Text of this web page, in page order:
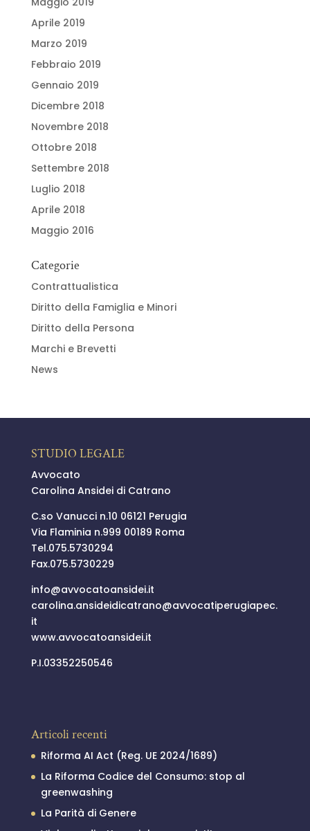
Aprile 2019
Marzo 2019
Febbraio 2019
Gennaio 2019
Dicembre 2018
Novembre 2018
Ottobre 2018
Settembre 2018
Luglio 2018
Aprile 2018
Maggio 2016
Categorie
Contrattualistica
Diritto della Famiglia e Minori
Diritto della Persona
Marchi e Brevetti
News
STUDIO LEGALE
Avvocato
Carolina Ansidei di Catrano
C.so Vanucci n.10 06121 Perugia
Via Flaminia n.999 00189 Roma
Tel.075.5730294
Fax.075.5730229
info@avvocatoansidei.it
carolina.ansideidicatrano@avvocatiperugiapec.
it
www.avvocatoansidei.it
P.I.03352250546
Articoli recenti
Riforma AI Act (Reg. UE 2024/1689)
La Riforma Codice del Consumo: stop al
greenwashing
La Parità di Genere